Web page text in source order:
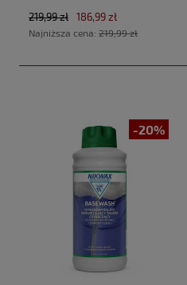
219,99 zł 186,99 zł
Najniższa cena: 219,99 zł
-20%